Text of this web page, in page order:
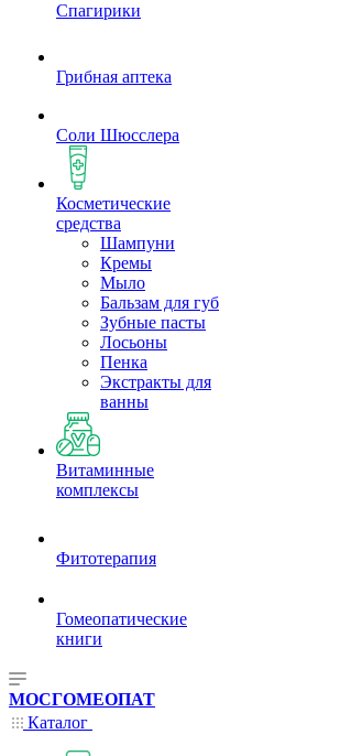
Спагирики
Грибная аптека
Соли Шюсслера
Косметические
средства
Шампуни
Кремы
Мыло
Бальзам для губ
Зубные пасты
Лосьоны
Пенка
Экстракты для
ванны
Витаминные
комплексы
Фитотерапия
Гомеопатические
книги
МОСГОМЕОПАТ
Каталог